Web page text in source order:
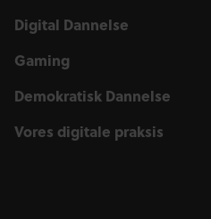
Digital Dannelse
Gaming
Demokratisk Dannelse
Vores digitale praksis